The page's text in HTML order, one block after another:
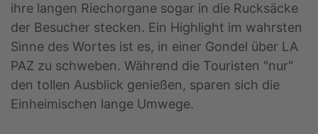
ihre langen Riechorgane sogar in die Rucksäcke
der Besucher stecken. Ein Highlight im wahrsten
Sinne des Wortes ist es, in einer Gondel über LA
PAZ zu schweben. Während die Touristen "nur"
den tollen Ausblick genießen, sparen sich die
Einheimischen lange Umwege.